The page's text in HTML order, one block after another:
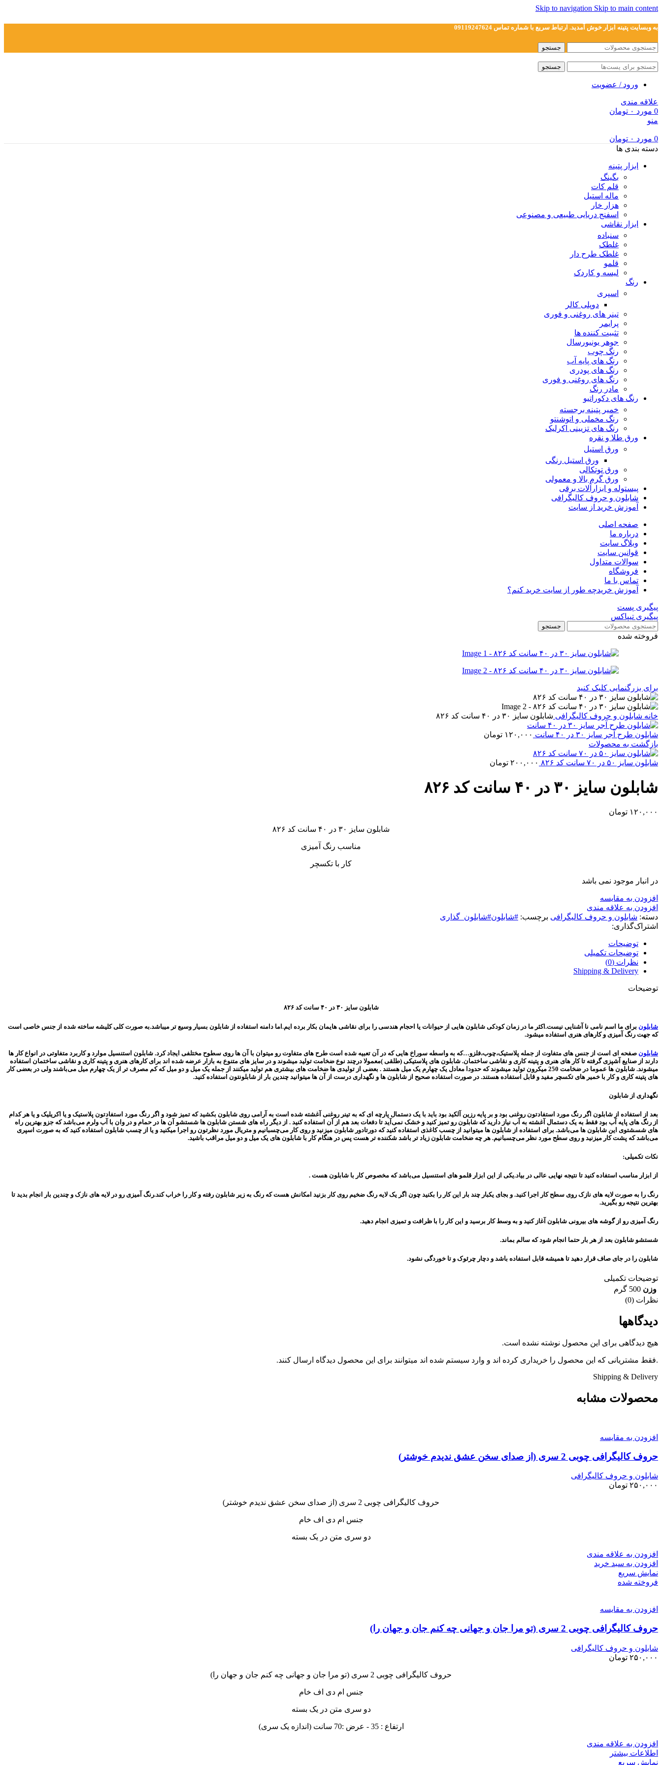
Skip to navigation Skip to main content
به وبسایت پتینه ابزار خوش آمدید. ارتباط سریع با شماره تماس 09119247624
جستجو
جستجو
ورود / عضویت
علاقه مندی
0 مورد ۰ تومان
منو
0 مورد ۰ تومان
دسته بندی ها
ابزار پتینه
بگینگ
قلم کات
ماله استیل
هزار خار
اسفنج دریایی طبیعی و مصنوعی
ابزار نقاشی
سنباده
غلطک
غلطک طرح دار
قلمو
لیسه و کاردک
رنگ
اسپری
دوپلی کالر
تینر های روغنی و فوری
پرایمر
تثبیت کننده ها
جوهر یونیورسال
رنگ چوب
رنگ‌ های پایه آب
رنگ های پودری
رنگ‌ های روغنی و فوری
مادر رنگ
رنگ های دکوراتیو
خمیر پتینه برجسته
رنگ مخملی و اتوشنتو
رنگ های تزیینی اکرلیک
ورق طلا و نقره
ورق استیل
ورق استیل رنگی
ورق توتکالی
ورق گرم بالا و معمولی
پیستوله و ابزارآلات برقی
شابلون و حروف کالیگرافی
آموزش خرید از سایت
صفحه اصلی
درباره ما
وبلاگ سایت
قوانین سایت
سوالات متداول
فروشگاه
تماس با ما
آموزش خریدچه طور از سایت خرید کنم؟
پیگیری پست
پیگیری تیپاکس
جستجو
فروخته شده
برای بزرگنمایی کلیک کنید
خانه شابلون و حروف کالیگرافی شابلون سایز ۳۰ در ۴۰ سانت کد ۸۲۶
شابلون طرح آجر سایز ۳۰ در ۴۰ سانت ۱۲۰,۰۰۰ تومان
بازگشت به محصولات
شابلون سایز ۵۰ در ۷۰ سانت کد ۸۲۶ ۲۰۰,۰۰۰ تومان
شابلون سایز ۳۰ در ۴۰ سانت کد ۸۲۶
۱۲۰,۰۰۰ تومان
شابلون سایز ۳۰ در ۴۰ سانت کد ۸۲۶
مناسب رنگ آمیزی
کار با تکسچر
در انبار موجود نمی باشد
افزودن به مقایسه
افزودن به علاقه مندی
دسته: شابلون و حروف کالیگرافی برچسب: #شابلون#شابلون_گذاری
اشتراک‌گذاری:
توضیحات
توضیحات تکمیلی
نظرات (0)
Shipping & Delivery
توضیحات
شابلون سایز ۳۰ در ۴۰ سانت کد ۸۲۶
شابلون برای ما اسم نامی نا آشنایی نیست.اکثر ما در زمان کودکی شابلون هایی از حیوانات یا احجام هندسی را برای نقاشی هایمان بکار برده ایم.اما دامنه استفاده از شابلون بسیار وسیع تر میباشد.به صورت کلی کلیشه ساخته شده از جنس خاصی است
که جهت رنگ آمیزی و کارهای هنری استفاده میشود.
شابلون صفحه ای است از جنس های متفاوت از جمله پلاستیک،چوب،فلزو…که به واسطه سوراخ هایی که در آن تعبیه شده است طرح های متفاوت رو میتوان با آن ها روی سطوح مختلفی ایجاد کرد. شابلون استنسیل موارد و کاربرد متفاوتی در انواع کار ها
دارند از صنایع آشپزی گرفته تا کار های هنری و پتینه کاری و نقاشی ساختمان. شابلون های پلاستیکی (طلقی )معمولا درچند نوع ضخامت تولید میشوند و در سایز های متنوع به بازار عرضه شده اند برای کارهای هنری و پتینه کاری و نقاشی ساختمان استفاده
میشوند. شابلون ها عموما در ضخامت 250 میکرون تولید میشوند که حدودا معادل یک چهارم یک میل هستند . بعضی از تولیدی ها ضخامت های بیشتری هم تولید میکنند از جمله یک میل و دو میل که کم مصرف تر از یک چهارم میل می‌باشند ولی در بعضی کار
های پتینه کاری و کار با خمیر های تکسچر مفید و قابل استفاده هستند. در صورت استفاده صحیح از شابلون ها و نگهداری درست از آن ها میتوانید چندین بار از شابلونتون استفاده کنید.
نگهداری از شابلون
بعد از استفاده از شابلون اگر رنگ مورد استفادتون روغنی بود و بر پایه رزین آلکید بود باید با یک دستمال پارچه ای که به تینر روغنی آغشته شده است به آرامی روی شابلون بکشید که تمیز شود و اگر رنگ مورد استفادتون پلاستیک و یا اکریلیک و یا هر کدام
از رنگ های پایه آب بود فقط به یک دستمال آغشته به آب نیاز دارید که شابلون رو تمیز کنید و خشک نمی‌آید تا دفعات بعد هم از آن استفاده کنید . از دیگر راه های شستن شابلون ها شستشو آن ها در حمام و در وان با آب ولرم می‌باشد که جزو بهترین راه
های شسشتوی این شابلون ها می‌باشد. برای استفاده از شابلون ها میتوانید از چسب کاغذی استفاده کنید که دورتادور شابلون میزنید و روی کار می‌چسبانیم و متریال مورد نظرتون رو اجرا میکنید و یا از چسب شابلون استفاده کنید که به صورت اسپری
می‌باشد که پشت کار میزنید و روی سطح مورد نظر می‌چسبانیم. هر چه ضخامت شابلون زیاد تر باشد شکننده تر هست پس در هنگام کار با شابلون های یک میل و دو میل مراقب باشید.
نکات تکمیلی:
از ابزار مناسب استفاده کنید تا نتیجه نهایی عالی در بیاد.یکی از این ابزار قلمو های استنسیل می‌باشد که مخصوص کار با شابلون هست .
رنگ را به صورت لایه های نازک روی سطح کار اجرا کنید. و بجای یکبار چند بار این کار را بکنید چون اگر یک لایه رنگ ضخیم روی کار بزنید امکانش هست که رنگ به زیر شابلون رفته و کار را خراب کند.رنگ آمیزی رو در لایه های نازک و چندین بار انجام بدید تا
بهترین نتیجه رو بگیرید.
رنگ آمیزی رو از گوشه های بیرونی شابلون آغاز کنید و به وسط کار برسید و این کار را با ظرافت و تمیزی انجام دهید.
شستشو شابلون بعد از هر بار حتما انجام شود که سالم بماند.
شابلون را در جای صاف قرار دهید تا همیشه قابل استفاده باشد و دچار چرئوک و تا خوردگی نشود.
توضیحات تکمیلی
وزن 500 گرم
نظرات (0)
دیدگاهها
هیچ دیدگاهی برای این محصول نوشته نشده است.
.فقط مشتریانی که این محصول را خریداری کرده اند و وارد سیستم شده اند میتوانند برای این محصول دیدگاه ارسال کنند.
Shipping & Delivery
محصولات مشابه
افزودن به مقایسه
حروف کالیگرافی چوبی 2 سری (از صدای سخن عشق ندیدم خوشتر)
شابلون و حروف کالیگرافی
۲۵۰,۰۰۰ تومان
حروف کالیگرافی چوبی 2 سری (از صدای سخن عشق ندیدم خوشتر)
جنس ام دی اف خام
دو سری متن در یک بسته
افزودن به علاقه مندی
افزودن به سبد خرید
نمایش سریع
فروخته شده
افزودن به مقایسه
حروف کالیگرافی چوبی 2 سری (تو مرا جان و جهانی چه کنم جان و جهان را)
شابلون و حروف کالیگرافی
۲۵۰,۰۰۰ تومان
حروف کالیگرافی چوبی 2 سری (تو مرا جان و جهانی چه کنم جان و جهان را)
جنس ام دی اف خام
دو سری متن در یک بسته
ارتفاع : 35 - عرض :70 سانت (اندازه یک سری)
افزودن به علاقه مندی
اطلاعات بیشتر
نمایش سریع